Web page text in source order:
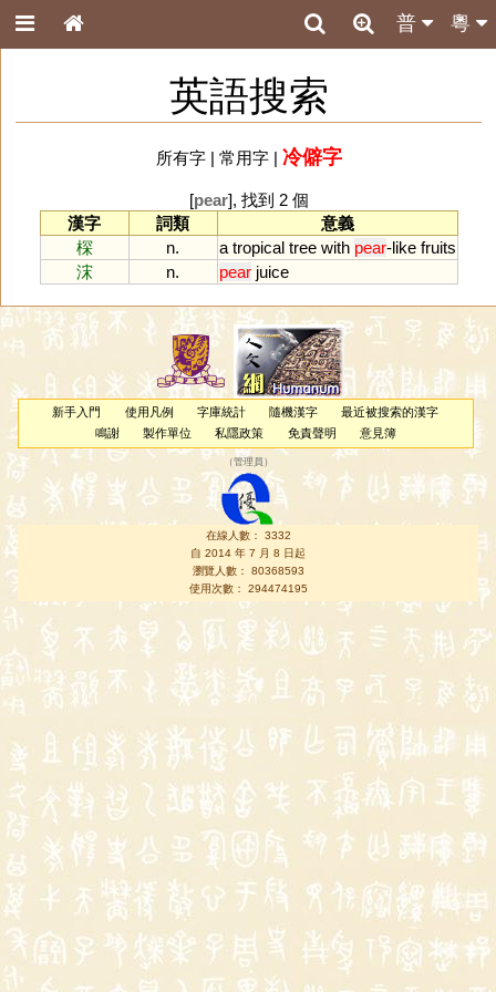
粵
普
英語搜索
所有字| 常用字| 冷僻字
[pear], 找到 2 個
漢字
詞類
意義
棎
n. a tropical tree with pear-like fruits
浨
n. pear juice
新手入門 使用凡例 字庫統計 隨機漢字
最近被搜索的漢字
鳴謝
製作單位 私隱政策 免責聲明 意見簿
（管理員 ）
在線人數： 3332
自 2014 年 7 月 8 日起
瀏覽人數： 80368593
使用次數： 294474195